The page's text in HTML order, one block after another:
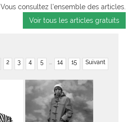
Vous consultez l'ensemble des articles.
Voir tous les articles gratuits
2 3 4 5 ... 14 15 Suivant